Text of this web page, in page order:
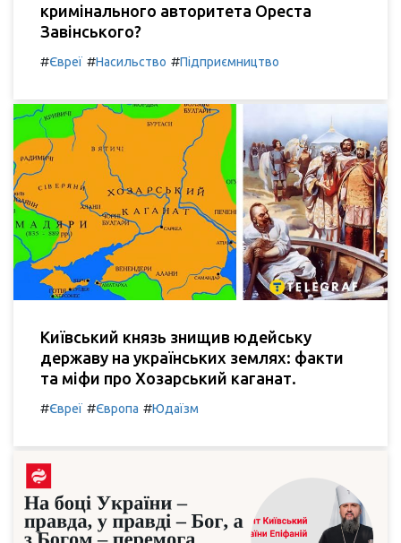
кримінального авторитета Ореста
Завінського?
#Євреї #Насильство #Підприємництво
Київський князь знищив юдейську
державу на українських землях: факти
та міфи про Хозарський каганат.
#Євреї #Європа #Юдаїзм